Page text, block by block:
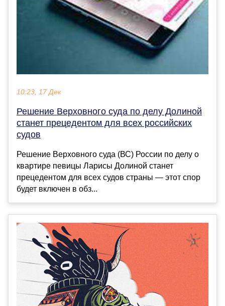
10:23, 17 Дек
Решение Верховного суда по делу Долиной
станет прецедентом для всех российских
судов
Решение Верховного суда (ВС) России по делу о
квартире певицы Ларисы Долиной станет
прецедентом для всех судов страны — этот спор
будет включен в обз...